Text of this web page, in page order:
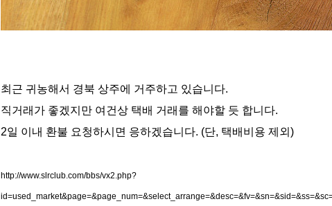
최근 귀농해서 경북 상주에 거주하고 있습니다.
직거래가 좋겠지만 여건상 택배 거래를 해야할 듯 합니다.
2일 이내 환불 요청하시면 응하겠습니다. (단, 택배비용 제외)
http://www.slrclub.com/bbs/vx2.php?